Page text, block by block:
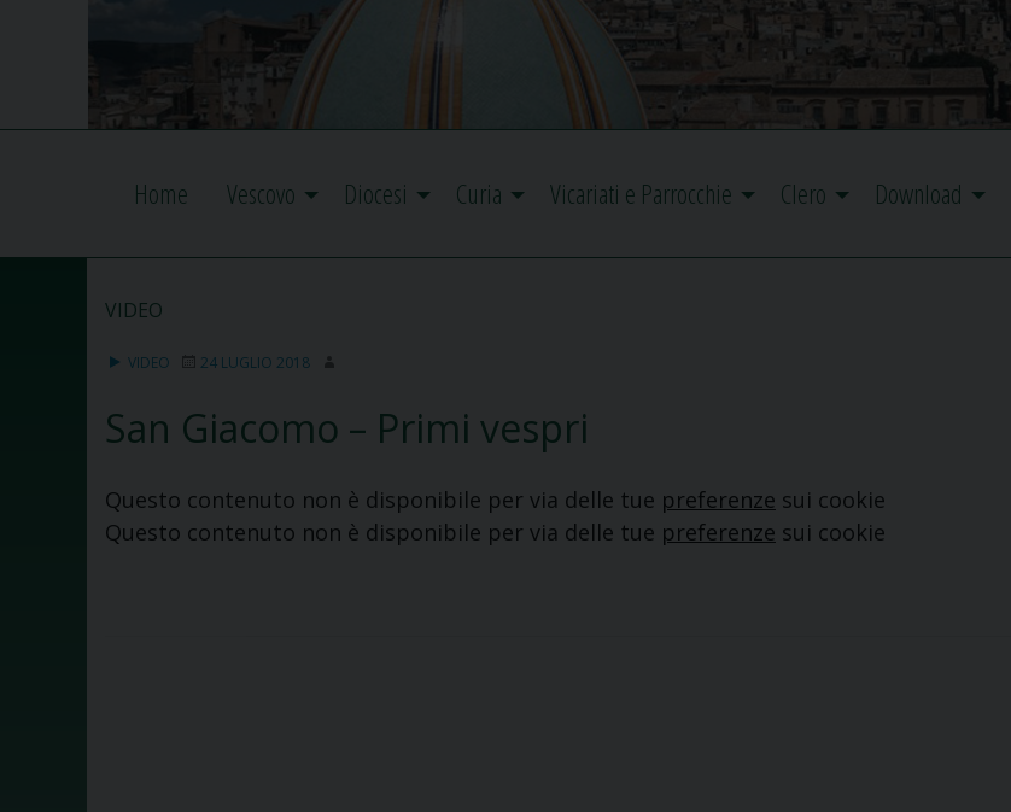
Home Vescovo Diocesi Curia Vicariati e Parrocchie Clero Download
VIDEO
VIDEO 24 LUGLIO 2018
San Giacomo – Primi vespri
Questo contenuto non è disponibile per via delle tue preferenze sui cookie
Questo contenuto non è disponibile per via delle tue preferenze sui cookie